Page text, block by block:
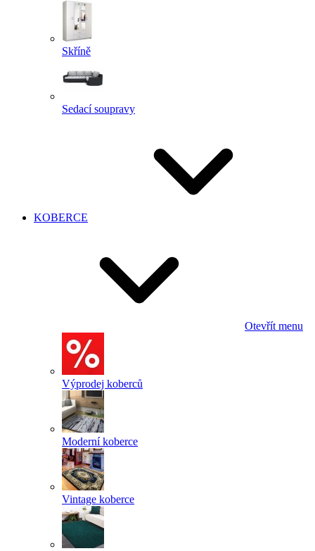
Skříně
Sedací soupravy
KOBERCE
Otevřít menu
Výprodej koberců
Moderní koberce
Vintage koberce